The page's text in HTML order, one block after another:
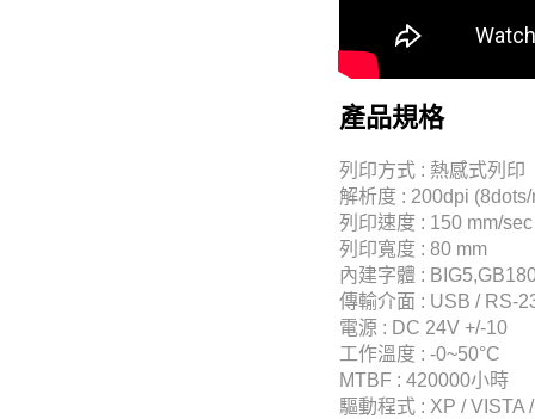
​產品規格
列印方式 : 熱感式列印
解析度 : 200dpi (8dots/
列印速度 : 150 mm/sec
列印寬度 : 80 mm
內建字體 :
傳輸介面 : USB / RS-
電源 : DC 24V +/-10
工作溫度 : -0~50°C
MTBF : 420000小時
驅動程式 : XP / VISTA